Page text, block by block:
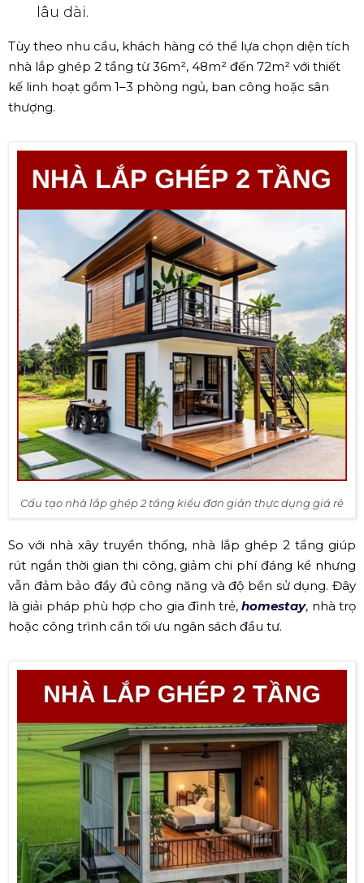
lâu dài.
Tùy theo nhu cầu, khách hàng có thể lựa chọn diện tích
nhà lắp ghép 2 tầng từ 36m², 48m² đến 72m² với thiết
kế linh hoạt gồm 1–3 phòng ngủ, ban công hoặc sân
thượng.
Cấu tạo nhà lắp ghép 2 tầng kiểu đơn giản thực dụng giá rẻ
So với nhà xây truyền thống, nhà lắp ghép 2 tầng giúp
rút ngắn thời gian thi công, giảm chi phí đáng kể nhưng
vẫn đảm bảo đầy đủ công năng và độ bền sử dụng. Đây
là giải pháp phù hợp cho gia đình trẻ,homestay, nhà trọ
hoặc công trình cần tối ưu ngân sách đầu tư.